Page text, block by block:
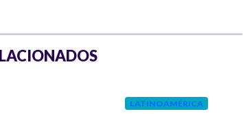
LATINOAMÉRICA